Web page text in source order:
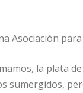
Asociación
la plata
sumergidos,